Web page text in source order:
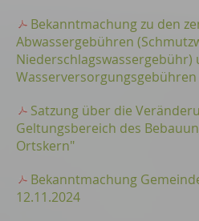
Bekanntmachung zu den
Abwassergebühren
Niederschlagswassergebühr)
Wasserversorgungsgebühren
Satzung über die
Geltungsbereich des
Ortskern"
Bekanntmachung
12.11.2024